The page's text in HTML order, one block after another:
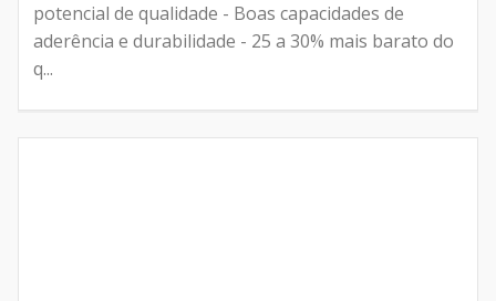
potencial de qualidade - Boas capacidades de
aderência e durabilidade - 25 a 30% mais barato do
q...